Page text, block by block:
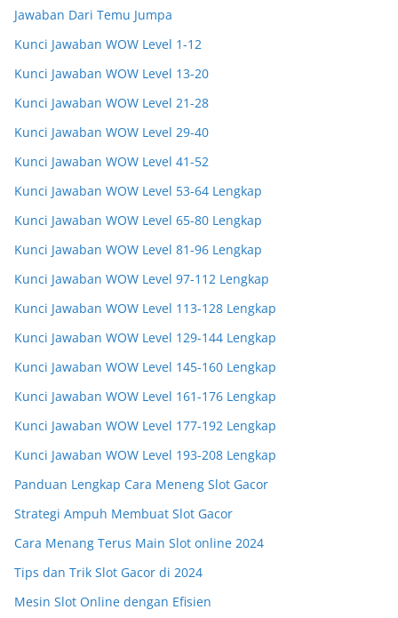
Jawaban Dari Temu Jumpa
Kunci Jawaban WOW Level 1-12
Kunci Jawaban WOW Level 13-20
Kunci Jawaban WOW Level 21-28
Kunci Jawaban WOW Level 29-40
Kunci Jawaban WOW Level 41-52
Kunci Jawaban WOW Level 53-64 Lengkap
Kunci Jawaban WOW Level 65-80 Lengkap
Kunci Jawaban WOW Level 81-96 Lengkap
Kunci Jawaban WOW Level 97-112 Lengkap
Kunci Jawaban WOW Level 113-128 Lengkap
Kunci Jawaban WOW Level 129-144 Lengkap
Kunci Jawaban WOW Level 145-160 Lengkap
Kunci Jawaban WOW Level 161-176 Lengkap
Kunci Jawaban WOW Level 177-192 Lengkap
Kunci Jawaban WOW Level 193-208 Lengkap
Panduan Lengkap Cara Meneng Slot Gacor
Strategi Ampuh Membuat Slot Gacor
Cara Menang Terus Main Slot online 2024
Tips dan Trik Slot Gacor di 2024
Mesin Slot Online dengan Efisien